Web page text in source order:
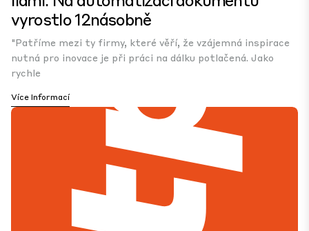
vyrostlo 12násobně
"Patříme mezi ty firmy, které věří, že vzájemná inspirace
nutná pro inovace je při práci na dálku potlačená. Jako
rychle
Více Informací